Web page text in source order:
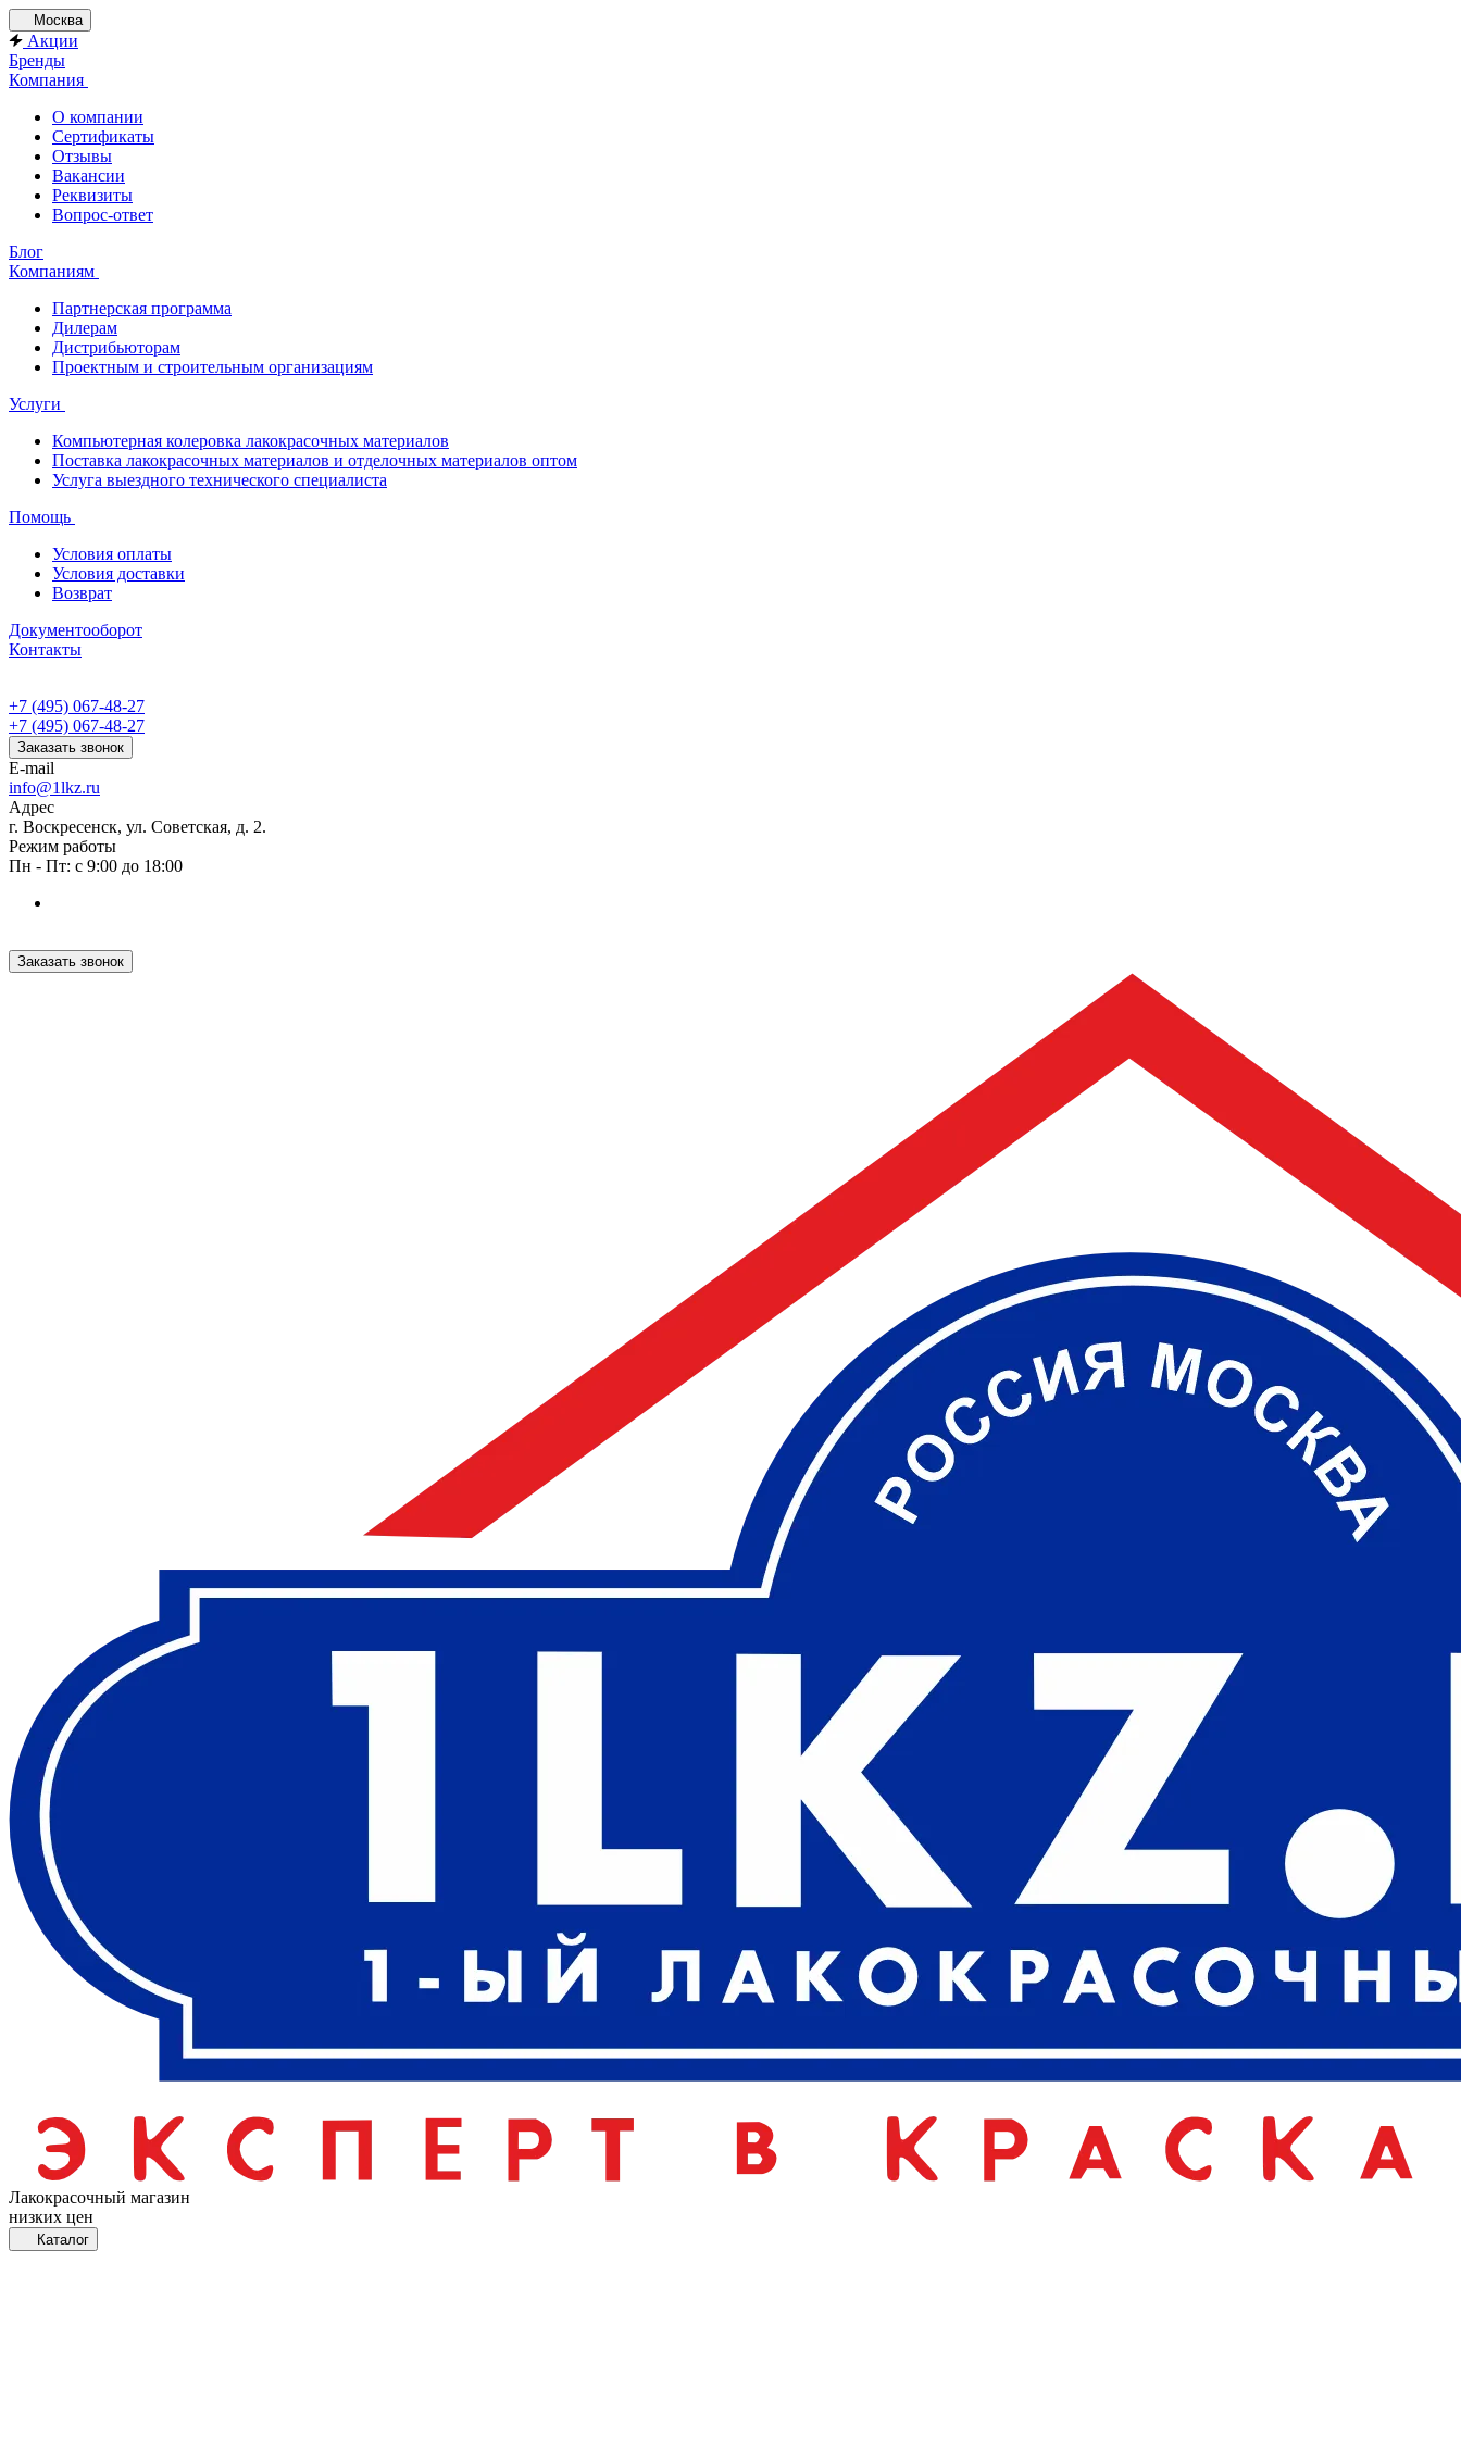
Москва
Акции
Бренды
Компания
О компании
Сертификаты
Отзывы
Вакансии
Реквизиты
Вопрос-ответ
Блог
Компаниям
Партнерская программа
Дилерам
Дистрибьюторам
Проектным и строительным организациям
Услуги
Компьютерная колеровка лакокрасочных материалов
Поставка лакокрасочных материалов и отделочных материалов оптом
Услуга выездного технического специалиста
Помощь
Условия оплаты
Условия доставки
Возврат
Документооборот
Контакты
+7 (495) 067-48-27
+7 (495) 067-48-27
Заказать звонок
E-mail
info@1lkz.ru
Адрес
г. Воскресенск, ул. Советская, д. 2.
Режим работы
Пн - Пт: с 9:00 до 18:00
Заказать звонок
Лакокрасочный магазин
низких цен
Каталог